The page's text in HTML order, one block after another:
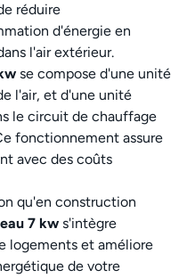
réduire
d'énergie en
l'air extérieur.
se compose d'une unité
l'air, et d'une unité
le circuit de chauffage
fonctionnement assure
avec des coûts
qu'en construction
7 kw s'intègre
logements et améliore
de votre